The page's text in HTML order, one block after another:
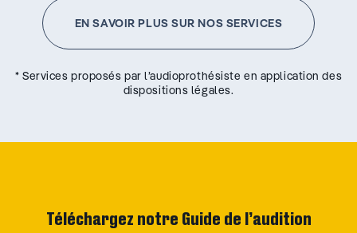
EN SAVOIR PLUS SUR NOS SERVICES
* Services proposés par l’audioprothésiste en application des
dispositions légales.
Téléchargez notre Guide de l’audition